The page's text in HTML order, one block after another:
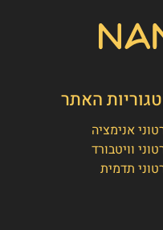
האתר
אנימציה
וויטבורד
תדמית